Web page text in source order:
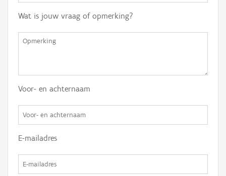
Wat is jouw vraag of opmerking?
Voor- en achternaam
E-mailadres